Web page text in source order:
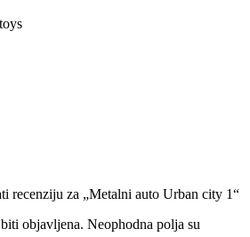
recenziju za „Metalni auto Urban city 1“
biti objavljena. Neophodna polja su